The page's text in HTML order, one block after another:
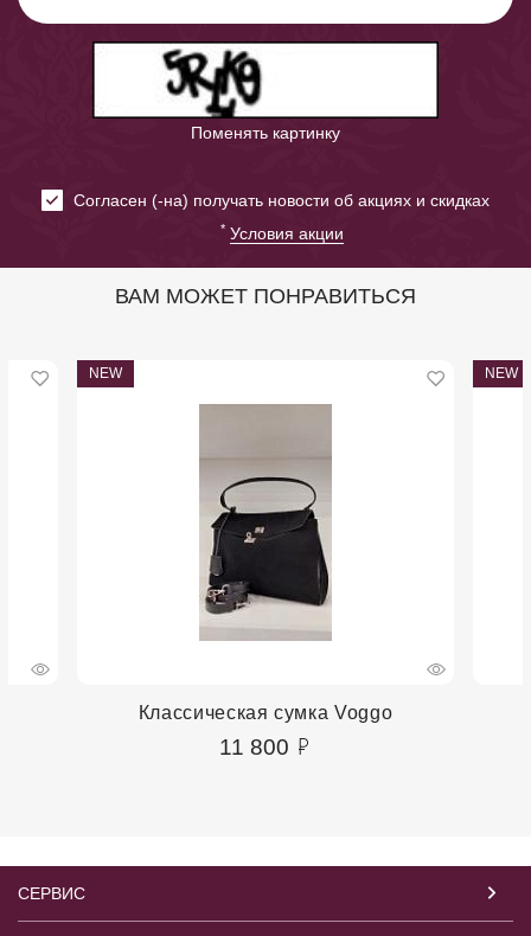
Поменять картинку
Cогласен (-на) получать новости об акциях и скидках
* Условия акции
ВАМ МОЖЕТ ПОНРАВИТЬСЯ
NEW
Классическая сумка Voggo
11 800
NEW
СЕРВИС